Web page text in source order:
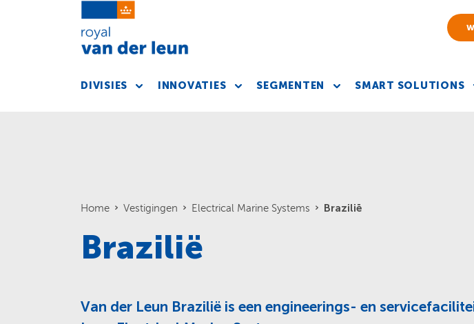
DIVISIES INNOVATIES SEGMENTEN SMART SOLUTIONS
Home Vestigingen Electrical Marine Systems Brazilië
Brazilië
Van der Leun Brazilië is een engineerings- en